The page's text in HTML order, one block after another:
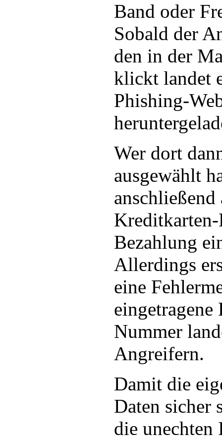
Band oder
Sobald der
den in der
klickt landet
Phishing-
Wer dort
ausgewählt
Bezahlung
Allerdings
eine
Nummer
Angreifern.
Damit die
Daten sicher
die